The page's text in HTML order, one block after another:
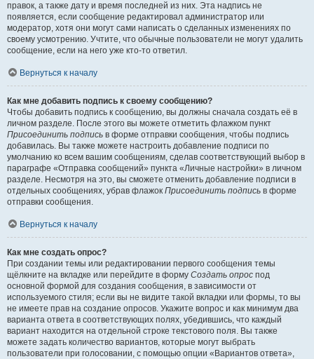
правок, а также дату и время последней из них. Эта надпись не
появляется, если сообщение редактировал администратор или
модератор, хотя они могут сами написать о сделанных изменениях по
своему усмотрению. Учтите, что обычные пользователи не могут удалить
сообщение, если на него уже кто-то ответил.
Вернуться к началу
Как мне добавить подпись к своему сообщению?
Чтобы добавить подпись к сообщению, вы должны сначала создать её в
личном разделе. После этого вы можете отметить флажком пункт
Присоединить подпись в форме отправки сообщения, чтобы подпись
добавилась. Вы также можете настроить добавление подписи по
умолчанию ко всем вашим сообщениям, сделав соответствующий выбор в
параграфе «Отправка сообщений» пункта «Личные настройки» в личном
разделе. Несмотря на это, вы сможете отменить добавление подписи в
отдельных сообщениях, убрав флажок Присоединить подпись в форме
отправки сообщения.
Вернуться к началу
Как мне создать опрос?
При создании темы или редактировании первого сообщения темы
щёлкните на вкладке или перейдите в форму Создать опрос под
основной формой для создания сообщения, в зависимости от
используемого стиля; если вы не видите такой вкладки или формы, то вы
не имеете прав на создание опросов. Укажите вопрос и как минимум два
варианта ответа в соответствующих полях, убедившись, что каждый
вариант находится на отдельной строке текстового поля. Вы также
можете задать количество вариантов, которые могут выбрать
пользователи при голосовании, с помощью опции «Вариантов ответа»,